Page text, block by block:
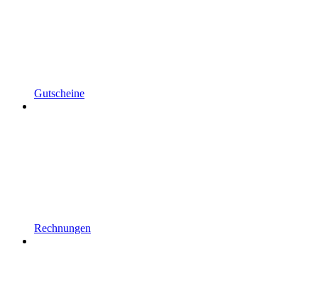
Gutscheine
Rechnungen